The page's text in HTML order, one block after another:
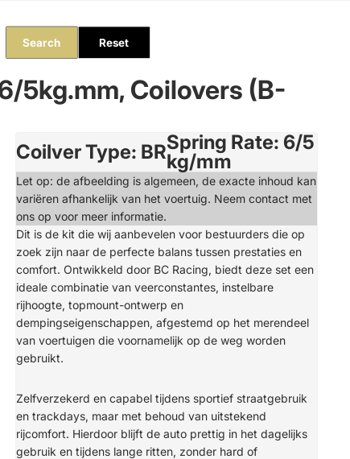
Search Reset
5kg.mm, Coilovers (B-
Coilver Type: BRSpring Rate: 6/5
kg/mm
Let op: de afbeelding is algemeen, de exacte inhoud kan
variëren afhankelijk van het voertuig. Neem contact met
ons op voor meer informatie.
Dit is de kit die wij aanbevelen voor bestuurders die op
zoek zijn naar de perfecte balans tussen prestaties en
comfort. Ontwikkeld door BC Racing, biedt deze set een
ideale combinatie van veerconstantes, instelbare
rijhoogte, topmount-ontwerp en
dempingseigenschappen, afgestemd op het merendeel
van voertuigen die voornamelijk op de weg worden
gebruikt.
Zelfverzekerd en capabel tijdens sportief straatgebruik
en trackdays, maar met behoud van uitstekend
rijcomfort. Hierdoor blijft de auto prettig in het dagelijks
gebruik en tijdens lange ritten, zonder hard of